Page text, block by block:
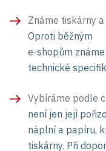
Známe tiskárny
Oproti běžným
e-shopům
technické
Vybíráme podle
není jen její
náplní a papíru,
tiskárny. Při